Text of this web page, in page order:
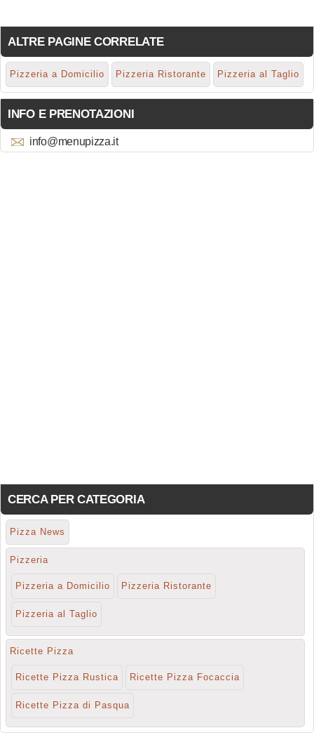
ALTRE PAGINE CORRELATE
Pizzeria a Domicilio Pizzeria Ristorante Pizzeria al Taglio
INFO E PRENOTAZIONI
info@menupizza.it
CERCA PER CATEGORIA
Pizza News
Pizzeria
Pizzeria a Domicilio Pizzeria Ristorante
Pizzeria al Taglio
Ricette Pizza
Ricette Pizza Rustica Ricette Pizza Focaccia
Ricette Pizza di Pasqua